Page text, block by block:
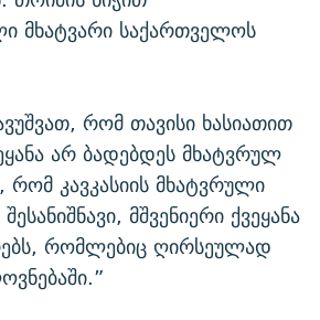
მხატვარი საქართველოს
რომ თავისი ხასიათით
არ ბადებდეს მხატვრულ
რომ კავკასიის მხატვრული
მშვენიერი ქვეყანა
რომლებიც ღირსეულად